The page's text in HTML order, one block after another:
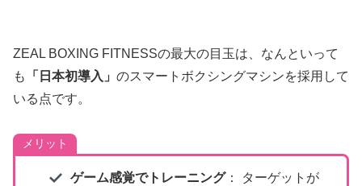
ZEAL BOXING FITNESSの最大の目玉は、なんといって
も
「日本初導入」 のスマートボクシングマシンを採用して
いる点です。
メリット
ゲーム感覚でトレーニング： ターゲットが